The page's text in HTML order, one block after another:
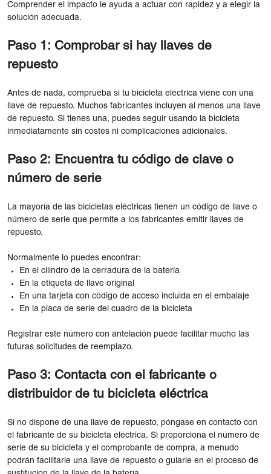
Comprender el impacto le ayuda a actuar con rapidez y a elegir la
solución adecuada.
Paso 1: Comprobar si hay llaves de
repuesto
Antes de nada, comprueba si tu bicicleta eléctrica viene con una
llave de repuesto. Muchos fabricantes incluyen al menos una llave
de repuesto. Si tienes una, puedes seguir usando la bicicleta
inmediatamente sin costes ni complicaciones adicionales.
Paso 2: Encuentra tu código de clave o
número de serie
La mayoría de las bicicletas eléctricas tienen un código de llave o
número de serie que permite a los fabricantes emitir llaves de
repuesto.
Normalmente lo puedes encontrar:
En el cilindro de la cerradura de la batería
En la etiqueta de llave original
En una tarjeta con código de acceso incluida en el embalaje
En la placa de serie del cuadro de la bicicleta
Registrar este número con antelación puede facilitar mucho las
futuras solicitudes de reemplazo.
Paso 3: Contacta con el fabricante o
distribuidor de tu bicicleta eléctrica
Si no dispone de una llave de repuesto, póngase en contacto con
el fabricante de su bicicleta eléctrica. Si proporciona el número de
serie de su bicicleta y el comprobante de compra, a menudo
podrán facilitarle una llave de repuesto o guiarle en el proceso de